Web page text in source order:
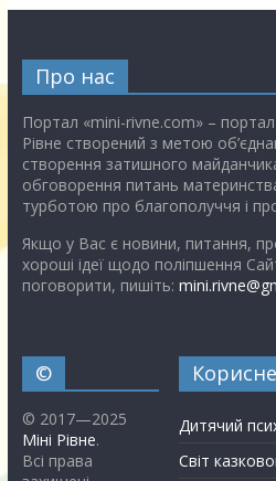
Про нас
Портал «mini-rivne.com» – портал
Рівне створений з метою
створення затишного
обговорення питань
турботою про благополуччя і
Якщо у Вас є новини, питання,
хороші ідеї щодо поліпшення
поговорити, пишіть:
©
© 2017—2025
Міні Рівне.
Всі права
Корисне
Дитячий
Світ